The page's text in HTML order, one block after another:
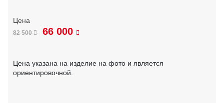
82 500 66 000
Цена указана на изделие на фото и является
ориентировочной.